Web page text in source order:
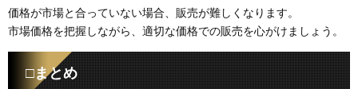
価格が市場と合っていない場合、販売が難しくなります。
市場価格を把握しながら、適切な価格での販売を心がけましょう。
□まとめ